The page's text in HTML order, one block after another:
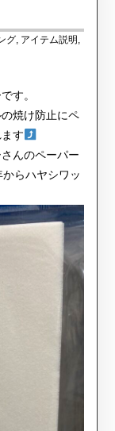
グ アイテム説明
す。
焼け防止にペ
す
んのペーパー
らハヤシワッ